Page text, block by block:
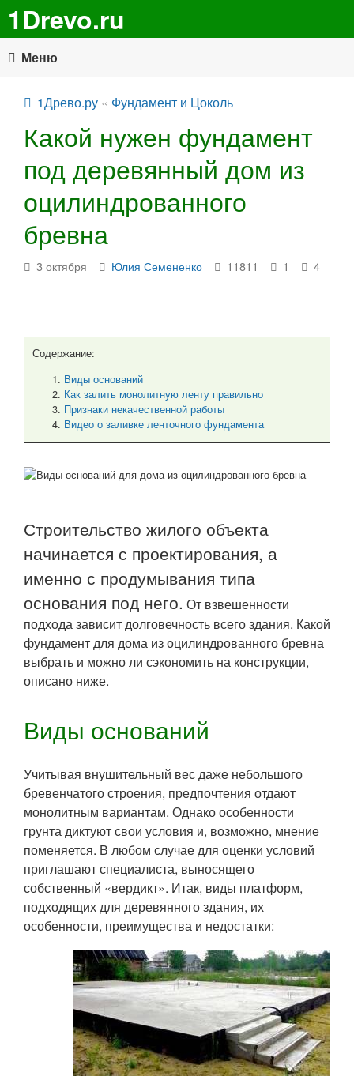
1Drevo.ru
Меню
1Древо.ру « Фундамент и Цоколь
Какой нужен фундамент
под деревянный дом из
оцилиндрованного
бревна
3 октября Юлия Семененко 11811 1 4
Содержание:
Виды оснований
Как залить монолитную ленту правильно
Признаки некачественной работы
Видео о заливке ленточного фундамента
Строительство жилого объекта
начинается с проектирования, а
именно с продумывания типа
основания под него. От взвешенности
подхода зависит долговечность всего здания. Какой
фундамент для дома из оцилиндрованного бревна
выбрать и можно ли сэкономить на конструкции,
описано ниже.
Виды оснований
Учитывая внушительный вес даже небольшого
бревенчатого строения, предпочтения отдают
монолитным вариантам. Однако особенности
грунта диктуют свои условия и, возможно, мнение
поменяется. В любом случае для оценки условий
приглашают специалиста, выносящего
собственный «вердикт». Итак, виды платформ,
подходящих для деревянного здания, их
особенности, преимущества и недостатки: